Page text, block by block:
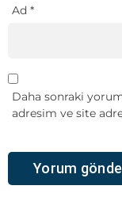
Ad *
Daha sonraki
adresim ve site